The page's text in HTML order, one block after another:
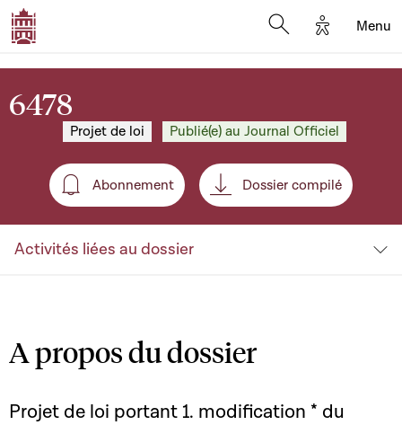
Options
Menu
6478
Projet de loi Publié(e) au Journal Officiel
Abonnement
Abonnement Dossier compilé
Activités liées au dossier
A propos du dossier
Projet de loi portant 1. modification * du